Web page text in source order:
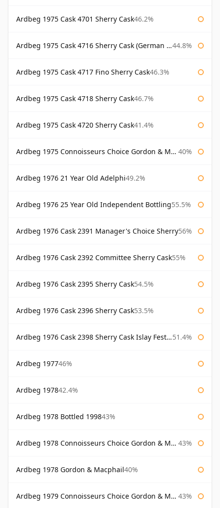
Ardbeg 1975 Cask 4701 Sherry Cask46.2%
Ardbeg 1975 Cask 4716 Sherry Cask (German Market) 44.8%
Ardbeg 1975 Cask 4717 Fino Sherry Cask46.3%
Ardbeg 1975 Cask 4718 Sherry Cask46.7%
Ardbeg 1975 Cask 4720 Sherry Cask41.4%
Ardbeg 1975 Connoisseurs Choice Gordon & Macphail 40%
Ardbeg 1976 21 Year Old Adelphi49.2%
Ardbeg 1976 25 Year Old Independent Bottling55.5%
Ardbeg 1976 Cask 2391 Manager's Choice Sherry56%
Ardbeg 1976 Cask 2392 Committee Sherry Cask55%
Ardbeg 1976 Cask 2395 Sherry Cask54.5%
Ardbeg 1976 Cask 2396 Sherry Cask53.5%
Ardbeg 1976 Cask 2398 Sherry Cask Islay Festival 2004 51.4%
Ardbeg 197746%
Ardbeg 197842.4%
Ardbeg 1978 Bottled 199843%
Ardbeg 1978 Connoisseurs Choice Gordon & Macphail 43%
Ardbeg 1978 Gordon & Macphail40%
Ardbeg 1979 Connoisseurs Choice Gordon & Macphail 43%